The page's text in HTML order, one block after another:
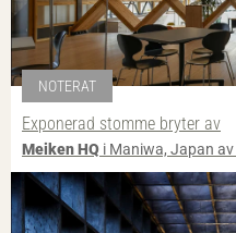
NOTERAT
Exponerad stomme bryter av
Meiken HQ i Maniwa, Japan av